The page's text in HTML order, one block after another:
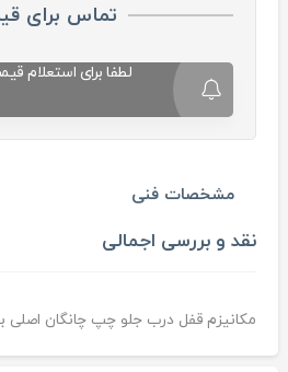
تماس برای
لطفا برای استعلام
مشخصات فنی
نقد و بررسی اجمالی
مکانیزم قفل درب جلو چپ چانگان اصلی